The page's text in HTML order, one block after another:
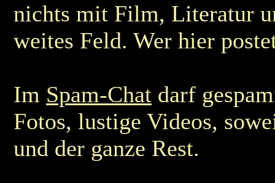
nichts mit Film, Literatur
weites Feld. Wer hier
Im Spam-Chat darf
Fotos, lustige Videos,
und der ganze Rest.